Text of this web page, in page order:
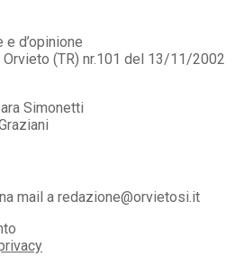
d’opinione
(TR) nr.101 del 13/11/2002
Simonetti
mail a redazione@orvietosi.it